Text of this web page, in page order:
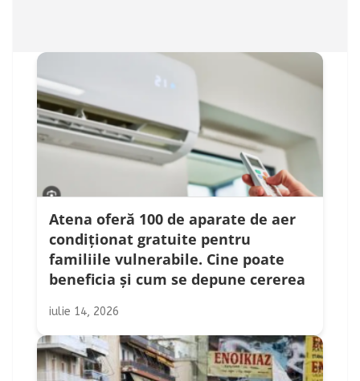
Atena oferă 100 de aparate de aer
condiționat gratuite pentru
familiile vulnerabile. Cine poate
beneficia și cum se depune cererea
iulie 14, 2026